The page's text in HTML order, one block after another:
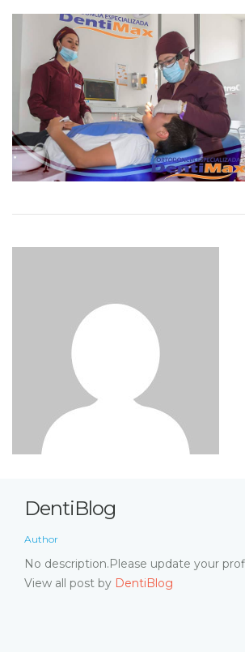
DentiBlog
Author
No description.Please update your
View all post by DentiBlog